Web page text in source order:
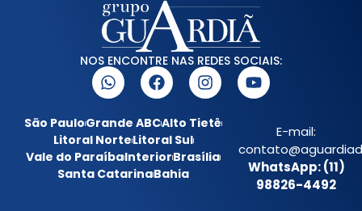
NOS ENCONTRE NAS REDES SOCIAIS:
São PauloGrande ABCAlto Tietê
Litoral NorteLitoral Sul
Vale do ParaíbaInteriorBrasília
Santa CatarinaBahia
E-mail:
WhatsApp: (11)
98826-4492